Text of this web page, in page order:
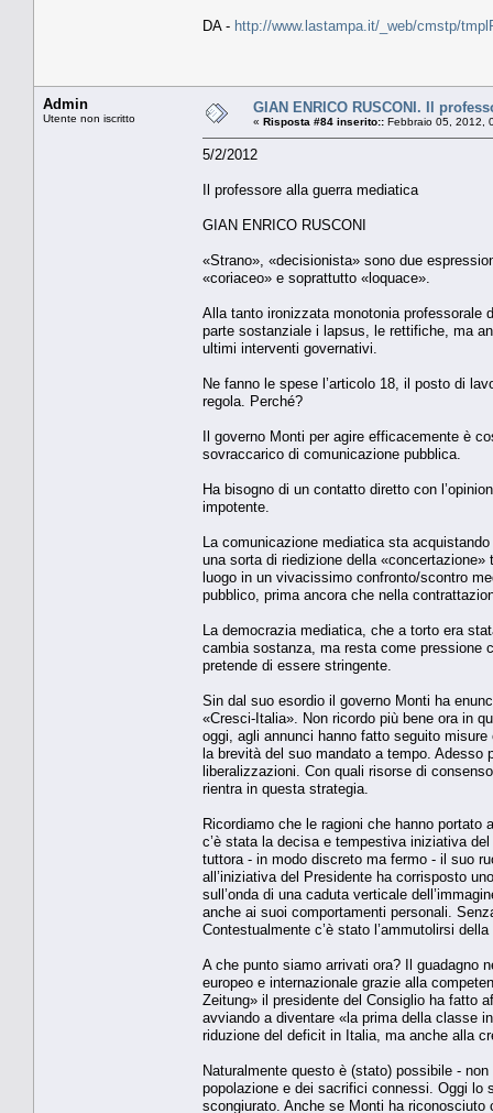
DA - http://www.lastampa.it/_web/cmstp/
Admin
Utente non iscritto
GIAN ENRICO RUSCONI. Il
« Risposta #84 inserito:: Febbraio 05, 2012,
5/2/2012
Il professore alla guerra mediatica
GIAN ENRICO RUSCONI
«Strano», «decisionista» sono due
«coriaceo» e soprattutto «loquace».
Alla tanto ironizzata monotonia professorale
parte sostanziale i lapsus, le rettifiche, ma
ultimi interventi governativi.
Ne fanno le spese l’articolo 18, il posto di
regola. Perché?
Il governo Monti per agire efficacemente è
sovraccarico di comunicazione pubblica.
Ha bisogno di un contatto diretto con
impotente.
La comunicazione mediatica sta
una sorta di riedizione della
luogo in un vivacissimo confronto/scontro
pubblico, prima ancora che nella
La democrazia mediatica, che a torto era
cambia sostanza, ma resta come pressione
pretende di essere stringente.
Sin dal suo esordio il governo Monti ha
«Cresci-Italia». Non ricordo più bene ora in
oggi, agli annunci hanno fatto seguito
la brevità del suo mandato a tempo. Adesso
liberalizzazioni. Con quali risorse di
rientra in questa strategia.
Ricordiamo che le ragioni che hanno
c’è stata la decisa e tempestiva iniziativa
tuttora - in modo discreto ma fermo - il suo
all’iniziativa del Presidente ha corrisposto
sull’onda di una caduta verticale
anche ai suoi comportamenti personali.
Contestualmente c’è stato l’ammutolirsi
A che punto siamo arrivati ora? Il guadagno
europeo e internazionale grazie alla
Zeitung» il presidente del Consiglio ha fatto
avviando a diventare «la prima della classe
riduzione del deficit in Italia, ma anche alla
Naturalmente questo è (stato) possibile -
popolazione e dei sacrifici connessi. Oggi lo
scongiurato. Anche se Monti ha